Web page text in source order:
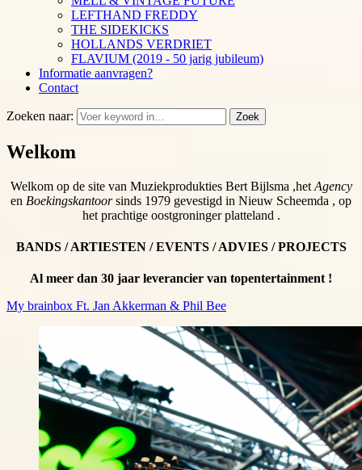
LEFTHAND FREDDY
THE SIDEKICKS
HOLLANDS VERDRIET
FLAVIUM (2019 - 50 jarig jubileum)
Informatie aanvragen?
Contact
Zoeken naar: Zoek
Welkom
Welkom op de site van Muziekprodukties Bert Bijlsma ,het Agency
en Boekingskantoorsinds 1979 gevestigd in Nieuw Scheemda , op
het prachtige oostgroninger platteland .
BANDS / ARTIESTEN / EVENTS / ADVIES / PROJECTS
Al meer dan 30 jaar leverancier van topentertainment !
My brainbox Ft. Jan Akkerman & Phil Bee